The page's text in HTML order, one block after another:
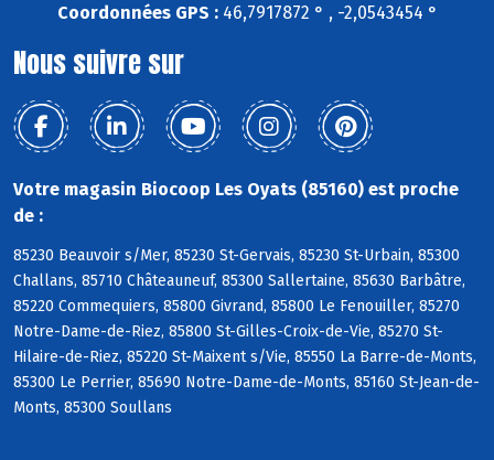
Coordonnées GPS :46,7917872 ° , -2,0543454 °
Nous suivre sur
Votre magasin Biocoop Les Oyats (85160) est proche
de :
85230 Beauvoir s/Mer, 85230 St-Gervais, 85230 St-Urbain, 85300
Challans, 85710 Châteauneuf, 85300 Sallertaine, 85630 Barbâtre,
85220 Commequiers, 85800 Givrand, 85800 Le Fenouiller, 85270
Notre-Dame-de-Riez, 85800 St-Gilles-Croix-de-Vie, 85270 St-
Hilaire-de-Riez, 85220 St-Maixent s/Vie, 85550 La Barre-de-Monts,
85300 Le Perrier, 85690 Notre-Dame-de-Monts, 85160 St-Jean-de-
Monts, 85300 Soullans